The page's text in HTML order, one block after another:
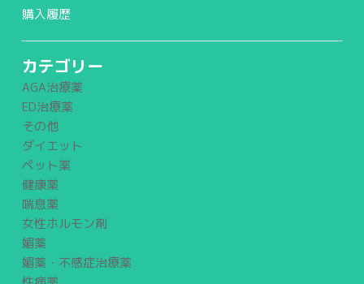
購入履歴
カテゴリー
AGA治療薬
ED治療薬
その他
ダイエット
ペット薬
健康薬
喘息薬
女性ホルモン剤
媚薬
媚薬・不感症治療薬